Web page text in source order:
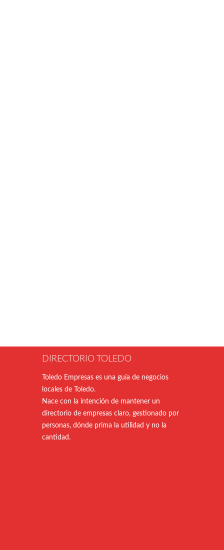
DIRECTORIO TOLEDO
Toledo Empresas es una guía de negocios
locales de Toledo.
Nace con la intención de mantener un
directorio de empresas claro, gestionado por
personas, dónde prima la utilidad y no la
cantidad.